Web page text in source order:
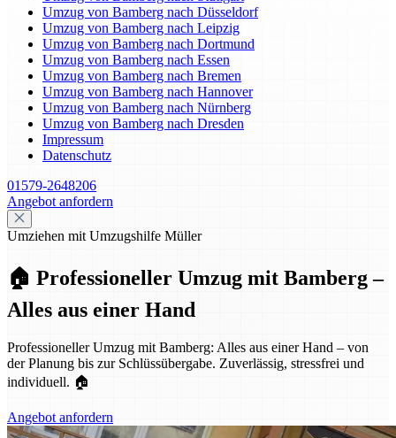
Umzug von Bamberg nach Düsseldorf
Umzug von Bamberg nach Leipzig
Umzug von Bamberg nach Dortmund
Umzug von Bamberg nach Essen
Umzug von Bamberg nach Bremen
Umzug von Bamberg nach Hannover
Umzug von Bamberg nach Nürnberg
Umzug von Bamberg nach Dresden
Impressum
Datenschutz
01579-2648206
Angebot anfordern
Umziehen mit Umzugshilfe Müller
🏠 Professioneller Umzug mit Bamberg –
Alles aus einer Hand
Professioneller Umzug mit Bamberg: Alles aus einer Hand – von
der Planung bis zur Schlüssübergabe. Zuverlässig, stressfrei und
individuell. 🏠
Angebot anfordern